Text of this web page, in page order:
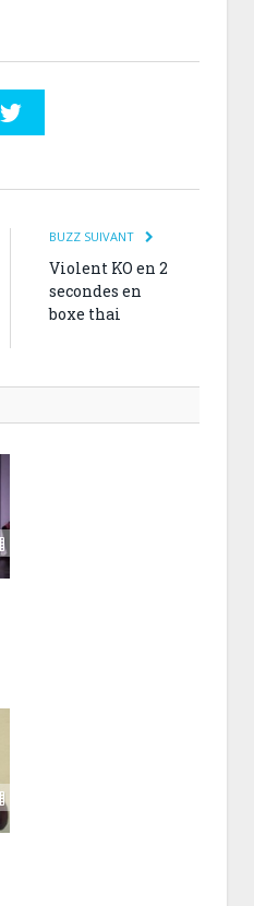
BUZZ SUIVANT
Violent KO en 2
secondes en
boxe thai